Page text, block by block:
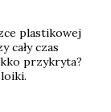
plastikowej
cały czas
przykryta?